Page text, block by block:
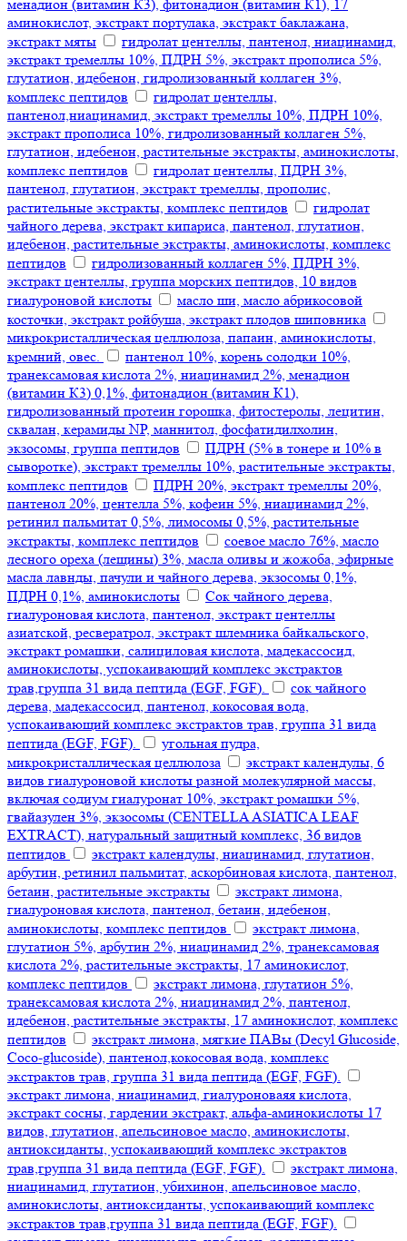
менадион (витамин К3), фитонадион (витамин К1), 17
аминокислот, экстракт портулака, экстракт баклажана,
экстракт мяты
гидролат центеллы, пантенол, ниацинамид,
экстракт тремеллы 10%, ПДРН 5%, экстракт прополиса 5%,
глутатион, идебенон, гидролизованный коллаген 3%,
комплекс пептидов
гидролат центеллы,
пантенол,ниацинамид, экстракт тремеллы 10%, ПДРН 10%,
экстракт прополиса 10%, гидролизованный коллаген 5%,
глутатион, идебенон, растительные экстракты, аминокислоты,
комплекс пептидов
гидролат центеллы, ПДРН 3%,
пантенол, глутатион, экстракт тремеллы, прополис,
растительные экстракты, комплекс пептидов
гидролат
чайного дерева, экстракт кипариса, пантенол, глутатион,
идебенон, растительные экстракты, аминокислоты, комплекс
пептидов
гидролизованный коллаген 5%, ПДРН 3%,
экстракт центеллы, группа морских пептидов, 10 видов
гиалуроновой кислоты
масло ши, масло абрикосовой
косточки, экстракт ройбуша, экстракт плодов шиповника
микрокристаллическая целлюлоза, папаин, аминокислоты,
кремний, овес.
пантенол 10%, корень солодки 10%,
транексамовая кислота 2%, ниацинамид 2%, менадион
(витамин К3) 0,1%, фитонадион (витамин К1),
гидролизованный протеин горошка, фитостеролы, лецитин,
сквалан, керамиды NP, маннитол, фосфатидилхолин,
экзосомы, группа пептидов
ПДРН (5% в тонере и 10% в
сыворотке), экстракт тремеллы 10%, растительные экстракты,
комплекс пептидов
ПДРН 20%, экстракт тремеллы 20%,
пантенол 20%, центелла 5%, кофеин 5%, ниацинамид 2%,
ретинил пальмитат 0,5%, лимосомы 0,5%, растительные
экстракты, комплекс пептидов
соевое масло 76%, масло
лесного ореха (лещины) 3%, масла оливы и жожоба, эфирные
масла лавнды, пачули и чайного дерева, экзосомы 0,1%,
ПДРН 0,1%, аминокислоты
Сок чайного дерева,
гиалуроновая кислота, пантенол, экстракт центеллы
азиатской, ресвератрол, экстракт шлемника байкальского,
экстракт ромашки, салициловая кислота, мадекассосид,
аминокислоты, успокаивающий комплекс экстрактов
трав,группа 31 вида пептида (EGF, FGF).
сок чайного
дерева, мадекассосид, пантенол, кокосовая вода,
успокаивающий комплекс экстрактов трав, группа 31 вида
пептида (EGF, FGF).
угольная пудра,
микрокристаллическая целлюлоза
экстракт календулы, 6
видов гиалуроновой кислоты разной молекулярной массы,
включая содиум гиалуронат 10%, экстракт ромашки 5%,
гвайазулен 3%, экзосомы (CENTELLA ASIATICA LEAF
EXTRACT), натуральный защитный комплекс, 36 видов
пептидов
экстракт календулы, ниацинамид, глутатион,
арбутин, ретинил пальмитат, аскорбиновая кислота, пантенол,
бетаин, растительные экстракты
экстракт лимона,
гиалуроновая кислота, пантенол, бетаин, идебенон,
аминокислоты, комплекс пептидов
экстракт лимона,
глутатион 5%, арбутин 2%, ниацинамид 2%, транексамовая
кислота 2%, растительные экстракты, 17 аминокислот,
комплекс пептидов
экстракт лимона, глутатион 5%,
транексамовая кислота 2%, ниацинамид 2%, пантенол,
идебенон, растительные экстракты, 17 аминокислот, комплекс
пептидов
экстракт лимона, мягкие ПАВы (Decyl Glucoside,
Coco-glucoside), пантенол,кокосовая вода, комплекс
экстрактов трав, группа 31 вида пептида (EGF, FGF).
экстракт лимона, ниацинамид, гиалуроноваяя кислота,
экстракт сосны, гардении экстракт, альфа-аминокислоты 17
видов, глутатион, апельсиновое масло, аминокислоты,
антиоксиданты, успокаивающий комплекс экстрактов
трав,группа 31 вида пептида (EGF, FGF).
экстракт лимона,
ниацинамид, глутатион, убихинон, апельсиновое масло,
аминокислоты, антиоксиданты, успокаивающий комплекс
экстрактов трав,группа 31 вида пептида (EGF, FGF).